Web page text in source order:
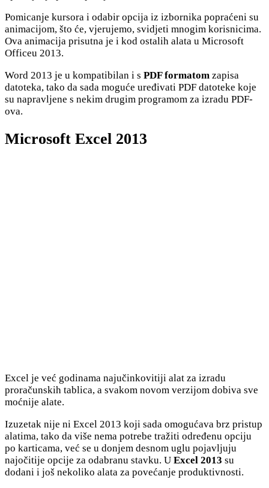
Pomicanje kursora i odabir opcija iz izbornika popraćeni su
animacijom, što će, vjerujemo, svidjeti mnogim korisnicima.
Ova animacija prisutna je i kod ostalih alata u Microsoft
Officeu 2013.
Word 2013 je u kompatibilan i s PDF formatom zapisa
datoteka, tako da sada moguće uređivati PDF datoteke koje
su napravljene s nekim drugim programom za izradu PDF-
ova.
Microsoft Excel 2013
Excel je već godinama najučinkovitiji alat za izradu
proračunskih tablica, a svakom novom verzijom dobiva sve
moćnije alate.
Izuzetak nije ni Excel 2013 koji sada omogućava brz pristup
alatima, tako da više nema potrebe tražiti određenu opciju
po karticama, već se u donjem desnom uglu pojavljuju
najočitije opcije za odabranu stavku. U Excel 2013 su
dodani i još nekoliko alata za povećanje produktivnosti.